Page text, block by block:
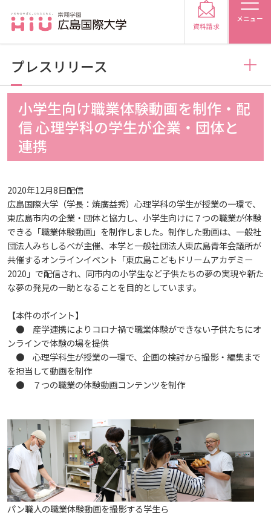
メニュー
受験生の方
在学生の方
保護者の方 採用担当の方
大学紹介
建学の精神
教育の特色
将来像
教育に関する基本方針
アドミッション・ポリシー
情報の公表
教育研究上の目的・基本組織について
研究者要覧
大学基礎データ
学費・入学金等費用について
規定
規定・教育課程・シラバス
広島国際大学施設等貸与内規
別表第1・第2 様式第1・第2
広島国際大学倫理委員会規定
施設案内
施設紹介
東広島・呉キャンパス施設 名称・愛称
大学広報
プレスリリース
ハラスメントについて
入試最新情報
入試概要
職の種BOOK
資料請求
窓口での資料受取りについて
関連情報
学部
保健医療学部
総合リハビリテーション学部
健康スポーツ学部
健康科学部
大学院・専攻科
医療科学研究科
保健医療学専攻
リハビリテーション学専攻
健康科学研究科
医療福祉学専攻
看護学研究科
就職・キャリア支援
就職支援
就業力育成プログラム
産官学連携
研究連携相談
地域連携
資料請求
小学生向け職業体験動画を制作・配
信 心理学科の学生が企業・団体と
連携
2020年12月8日配信
広島国際大学（学長：焼廣益秀）心理学科の学生が授業の一環で、
東広島市内の企業・団体と協力し、小学生向けに７つの職業が体験
できる「職業体験動画」を制作しました。制作した動画は、一般社
団法人みちしるべが主催、本学と一般社団法人東広島青年会議所が
共催するオンラインイベント「東広島こどもドリームアカデミー
2020」で配信され、同市内の小学生など子供たちの夢の実現や新た
な夢の発見の一助となることを目的としています。
【本件のポイント】
● 産学連携によりコロナ禍で職業体験ができない子供たちにオ
ンラインで体験の場を提供
● 心理学科生が授業の一環で、企画の検討から撮影・編集まで
を担当して動画を制作
● ７つの職業の体験動画コンテンツを制作
パン職人の職業体験動画を撮影する学生ら
プレスリリース
お知らせ
2026
2024
2023
2022
2021
2017
トピックス
2025
2024
2023
2022
2021
2026
2025
2024
2023
2022
プレスリリース
2026
2025
2024
2023
2021
2020
学生の活動
2026
2025
2024
教職員の活動
2026
2025
高大連携
2025
2023
イベント
2025
2024